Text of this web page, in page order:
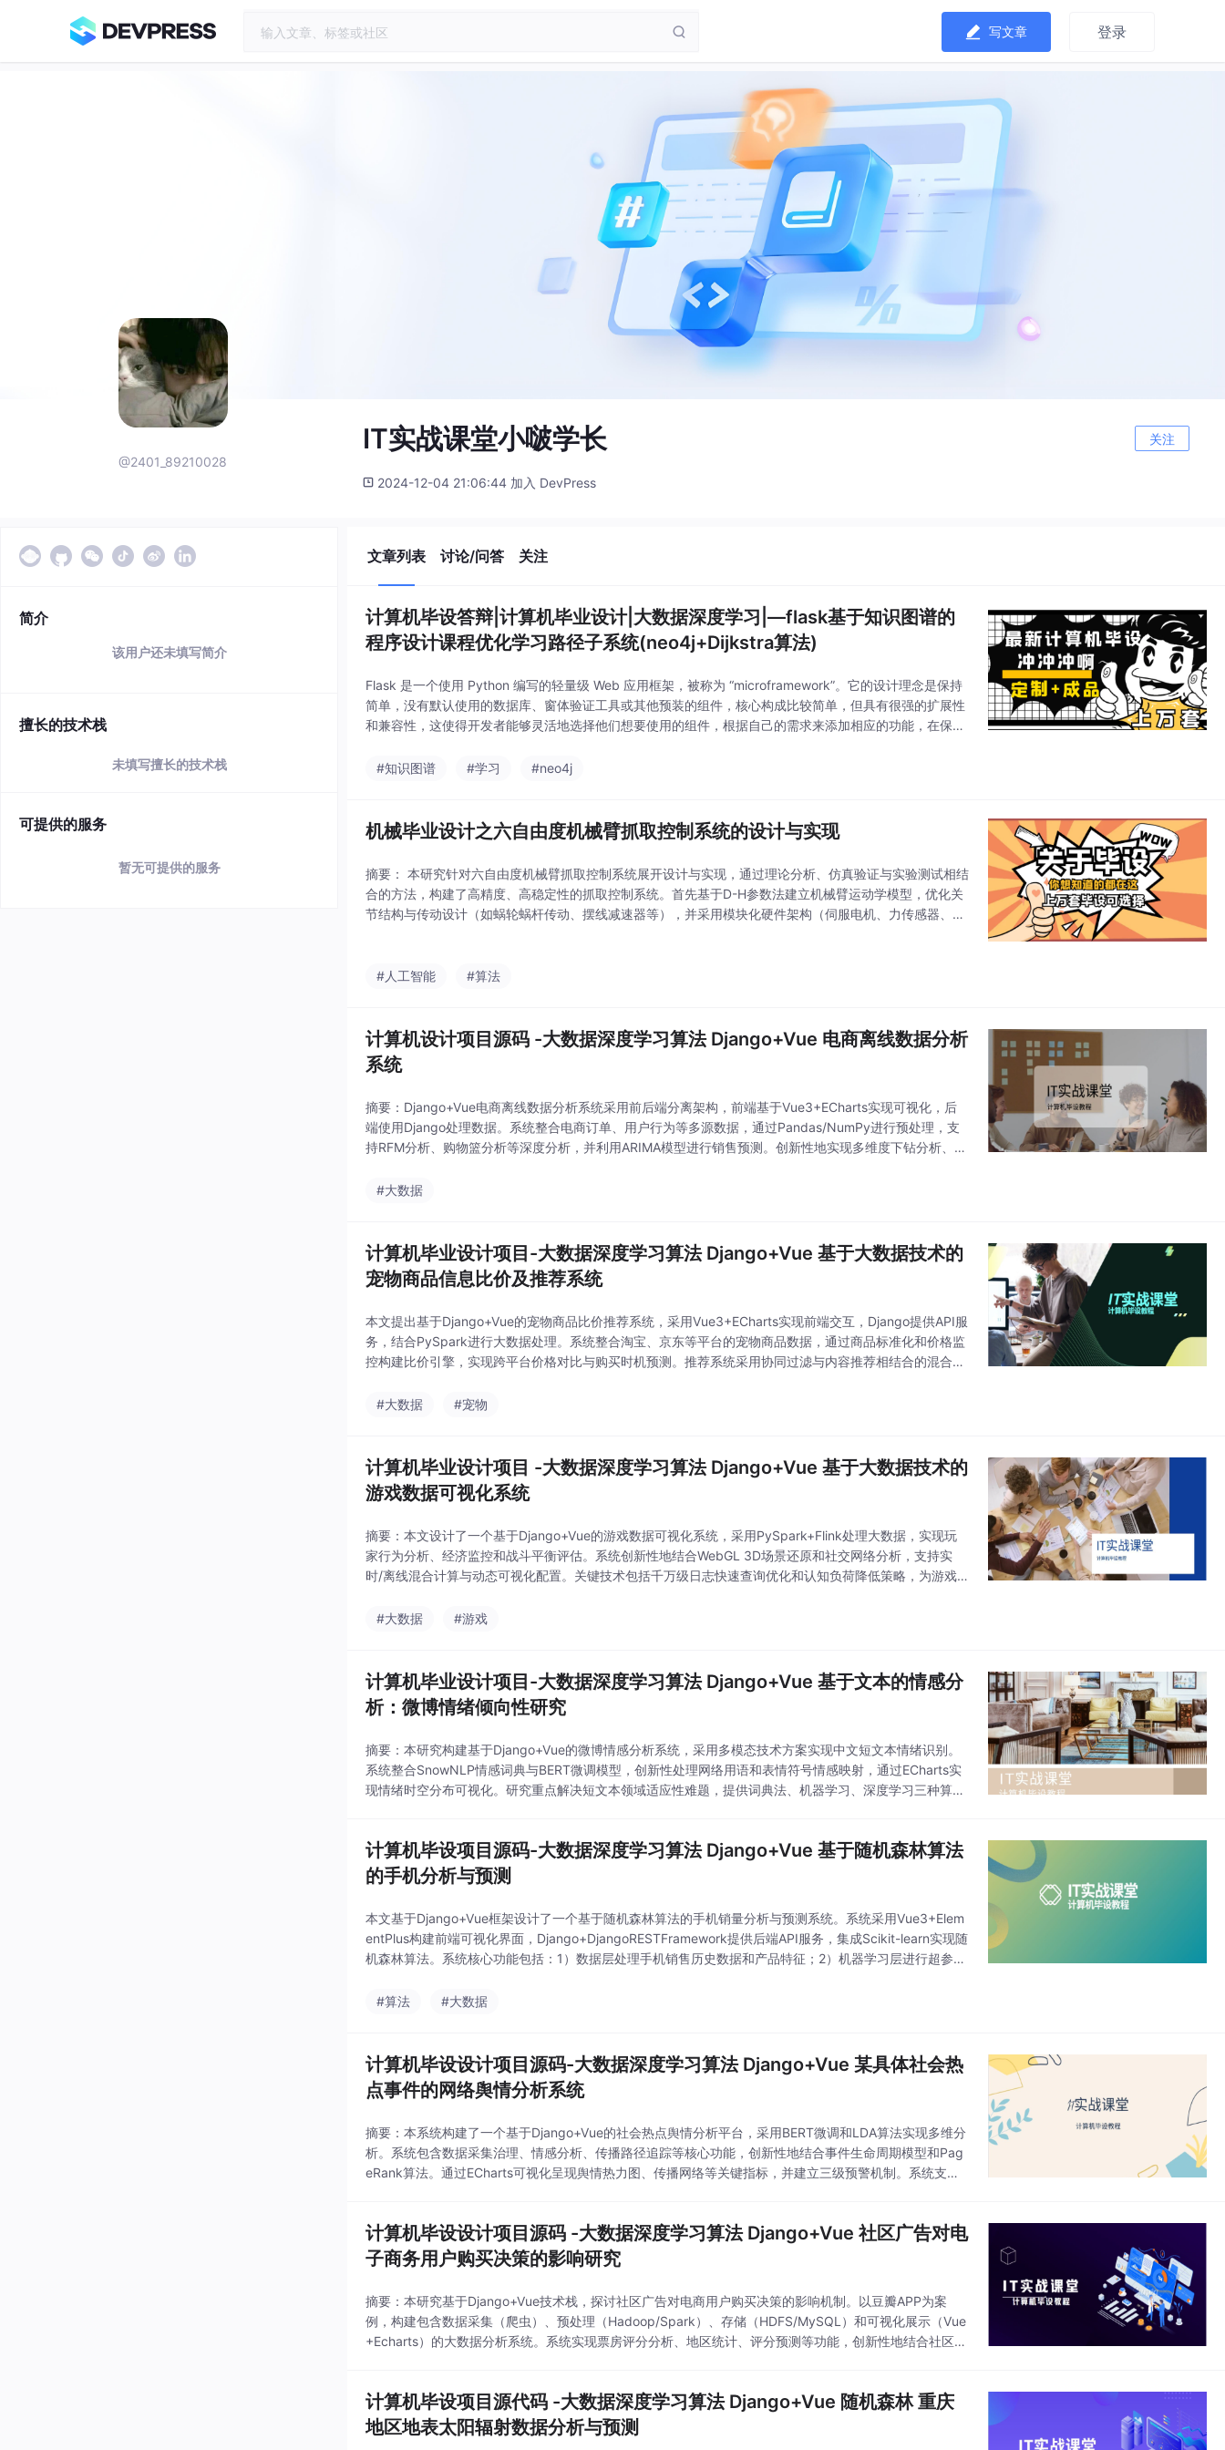
写文章 登录
@2401_89210028
IT实战课堂小啵学长 关注
2024-12-04 21:06:44 加入 DevPress
简介
该用户还未填写简介
擅长的技术栈
未填写擅长的技术栈
可提供的服务
暂无可提供的服务
文章列表 讨论/问答 关注
计算机毕设答辩|计算机毕业设计|大数据深度学习|—flask基于知识图谱的
程序设计课程优化学习路径子系统(neo4j+Dijkstra算法)
Flask 是一个使用 Python 编写的轻量级 Web 应用框架，被称为 “microframework”。它的设计理念是保持
简单，没有默认使用的数据库、窗体验证工具或其他预装的组件，核心构成比较简单，但具有很强的扩展性
和兼容性，这使得开发者能够灵活地选择他们想要使用的组件，根据自己的需求来添加相应的功能，在保持
#知识图谱
#学习 #neo4j
机械毕业设计之六自由度机械臂抓取控制系统的设计与实现
摘要： 本研究针对六自由度机械臂抓取控制系统展开设计与实现，通过理论分析、仿真验证与实验测试相结
合的方法，构建了高精度、高稳定性的抓取控制系统。首先基于D-H参数法建立机械臂运动学模型，优化关
节结构与传动设计（如蜗轮蜗杆传动、摆线减速器等），并采用模块化硬件架构（伺服电机、力传感器、视
#人工智能
#算法
计算机设计项目源码 -大数据深度学习算法 Django+Vue 电商离线数据分析
系统
摘要：Django+Vue电商离线数据分析系统采用前后端分离架构，前端基于Vue3+ECharts实现可视化，后
端使用Django处理数据。系统整合电商订单、用户行为等多源数据，通过Pandas/NumPy进行预处理，支
持RFM分析、购物篮分析等深度分析，并利用ARIMA模型进行销售预测。创新性地实现多维度下钻分析、C
#大数据
计算机毕业设计项目-大数据深度学习算法 Django+Vue 基于大数据技术的
宠物商品信息比价及推荐系统
本文提出基于Django+Vue的宠物商品比价推荐系统，采用Vue3+ECharts实现前端交互，Django提供API服
务，结合PySpark进行大数据处理。系统整合淘宝、京东等平台的宠物商品数据，通过商品标准化和价格监
控构建比价引擎，实现跨平台价格对比与购买时机预测。推荐系统采用协同过滤与内容推荐相结合的混合算
#大数据
#宠物
计算机毕业设计项目 -大数据深度学习算法 Django+Vue 基于大数据技术的
游戏数据可视化系统
摘要：本文设计了一个基于Django+Vue的游戏数据可视化系统，采用PySpark+Flink处理大数据，实现玩
家行为分析、经济监控和战斗平衡评估。系统创新性地结合WebGL 3D场景还原和社交网络分析，支持实
时/离线混合计算与动态可视化配置。关键技术包括千万级日志快速查询优化和认知负荷降低策略，为游戏
#大数据
#游戏
计算机毕业设计项目-大数据深度学习算法 Django+Vue 基于文本的情感分
析：微博情绪倾向性研究
摘要：本研究构建基于Django+Vue的微博情感分析系统，采用多模态技术方案实现中文短文本情绪识别。
系统整合SnowNLP情感词典与BERT微调模型，创新性处理网络用语和表情符号情感映射，通过ECharts实
现情绪时空分布可视化。研究重点解决短文本领域适应性难题，提供词典法、机器学习、深度学习三种算法
计算机毕设项目源码-大数据深度学习算法 Django+Vue 基于随机森林算法
的手机分析与预测
本文基于Django+Vue框架设计了一个基于随机森林算法的手机销量分析与预测系统。系统采用Vue3+Elem
entPlus构建前端可视化界面，Django+DjangoRESTFramework提供后端API服务，集成Scikit-learn实现随
机森林算法。系统核心功能包括：1）数据层处理手机销售历史数据和产品特征；2）机器学习层进行超参数
#算法
#大数据
计算机毕设设计项目源码-大数据深度学习算法 Django+Vue 某具体社会热
点事件的网络舆情分析系统
摘要：本系统构建了一个基于Django+Vue的社会热点舆情分析平台，采用BERT微调和LDA算法实现多维分
析。系统包含数据采集治理、情感分析、传播路径追踪等核心功能，创新性地结合事件生命周期模型和Pag
eRank算法。通过ECharts可视化呈现舆情热力图、传播网络等关键指标，并建立三级预警机制。系统支持
计算机毕设设计项目源码 -大数据深度学习算法 Django+Vue 社区广告对电
子商务用户购买决策的影响研究
摘要：本研究基于Django+Vue技术栈，探讨社区广告对电商用户购买决策的影响机制。以豆瓣APP为案
例，构建包含数据采集（爬虫）、预处理（Hadoop/Spark）、存储（HDFS/MySQL）和可视化展示（Vue
+Echarts）的大数据分析系统。系统实现票房评分分析、地区统计、评分预测等功能，创新性地结合社区广
计算机毕设项目源代码 -大数据深度学习算法 Django+Vue 随机森林 重庆
地区地表太阳辐射数据分析与预测